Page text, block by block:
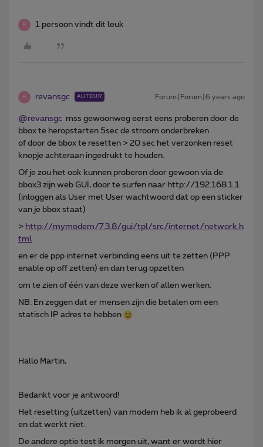
R 1 persoon vindt dit leuk
R revansgc AUTEUR Forum|Forum|6 years ago
@revansgc mss gewoonweg eerst eens proberen door de
bbox te heropstarten 5sec de stroom onderbreken
of door de bbox te resetten > 20 sec het verzonken reset
knopje achteraan ingedrukt te houden.
Of je zou het ook kunnen proberen door gewoon via de
bbox3 zijn web GUI, door te surfen naar http://192.168.1.1
(inloggen als User met User wachtwoord dat op een sticker
van je bbox staat)
> http://mymodem/7.3.8/gui/tpl/src/internet/network.h
tml
en er de ppp internet verbinding eens uit te zetten (PPP
enable op off zetten) en dan terug opzetten
om te zien of één van deze werken of allen werken.
NB: En zeggen dat er mensen zijn die betalen om een
statisch IP adres te hebben
Hallo Martin,
Bedankt voor je antwoord!
Het resetting (uitzetten) van modem heb ik al geprobeerd
en dat werkt niet.
De andere optie test ik morgen uit, want er wordt hier